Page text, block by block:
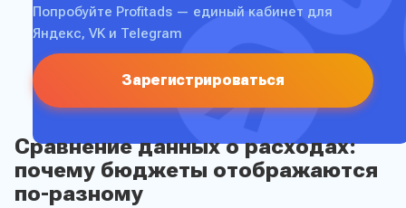
Попробуйте Profitads — единый кабинет для
Яндекс, VK и Telegram
Зарегистрироваться
Сравнение данных о расходах:
почему бюджеты отображаются
по-разному